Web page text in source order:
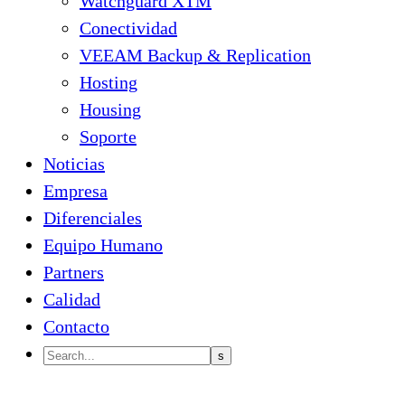
Conectividad
VEEAM Backup & Replication
Hosting
Housing
Soporte
Noticias
Empresa
Diferenciales
Equipo Humano
Partners
Calidad
Contacto